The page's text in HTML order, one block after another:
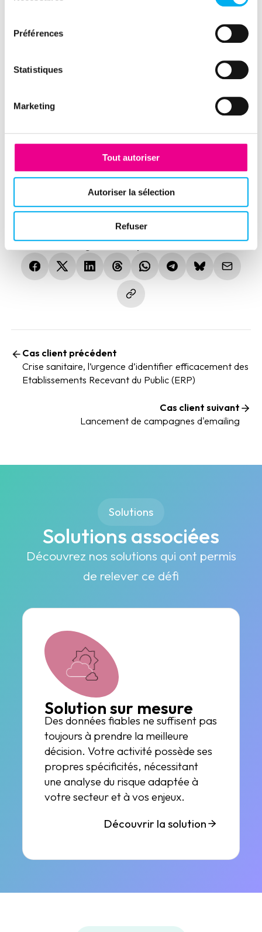
Préférences
Statistiques
Marketing
Tout autoriser
Autoriser la sélection
Refuser
polygone de notre zone souhaitée.
Au final, nous restituons pour
mètres de part et d’autre du tracé
d’une autoroute, toute l’information
économique et financière liées à nos
analyses bilantielles.
Partager cette expérience client
(nouvelle fenêtre)
(nouvelle fenêtre)
(nouvelle fenêtre)
(nouvelle fenêtre)
(nouvelle fenêtre)
(nouvelle fenêtre)
(nouvelle
Cas client précédent
Crise sanitaire, l’urgence d’identifier efficacement des
Etablissements Recevant du Public (ERP)
Cas client suivant
Lancement de campagnes d'emailing
Solutions
Solutions associées
Découvrez nos solutions qui ont permis
de relever ce défi
Solution sur mesure
Des données fiables ne suffisent pas
toujours à prendre la meilleure
décision. Votre activité possède ses
propres spécificités, nécessitant
une analyse du risque adaptée à
votre secteur et à vos enjeux.
Découvrir la solution